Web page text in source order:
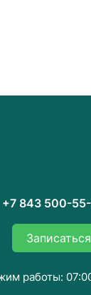
+7 843 500-
Записаться
работы: